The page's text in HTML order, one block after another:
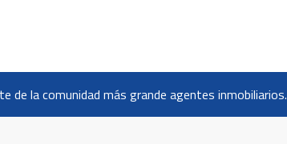
de la comunidad más grande agentes inmobiliarios.